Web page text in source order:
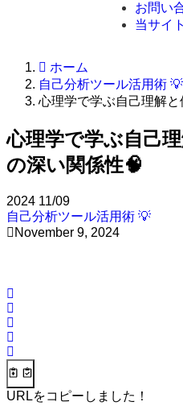
お問い
当サイ
ホーム
自己分析ツール活用術 💡
心理学で学ぶ自己理解
心理学で学ぶ自己
の深い関係性🧠
2024 11/09
自己分析ツール活用術 💡
November 9, 2024
URLをコピーしました！